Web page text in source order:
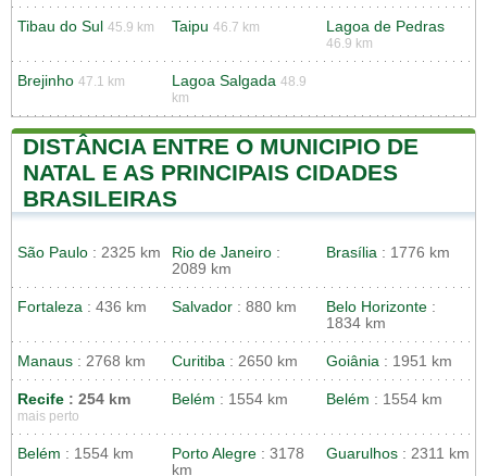
Tibau do Sul 45.9 km Taipu 46.7 km Lagoa de Pedras
46.9 km
Brejinho 47.1 km Lagoa Salgada 48.9
km
DISTÂNCIA ENTRE O MUNICIPIO DE
NATAL E AS PRINCIPAIS CIDADES
BRASILEIRAS
São Paulo : 2325 km Rio de Janeiro :
2089 km
Brasília : 1776 km
Fortaleza : 436 km Salvador : 880 km Belo Horizonte :
1834 km
Manaus : 2768 km Curitiba : 2650 km Goiânia : 1951 km
Recife : 254 km
mais perto
Belém : 1554 km Belém : 1554 km
Belém : 1554 km Porto Alegre : 3178
km
Guarulhos : 2311 km